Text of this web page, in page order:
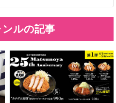
ンルの記事